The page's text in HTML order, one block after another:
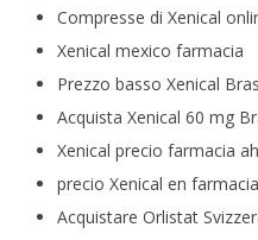
Compresse di Xenical
Xenical mexico farmacia
Prezzo basso Xenical
Acquista Xenical 60 mg
Xenical precio farmacia
precio Xenical en
Acquistare Orlistat